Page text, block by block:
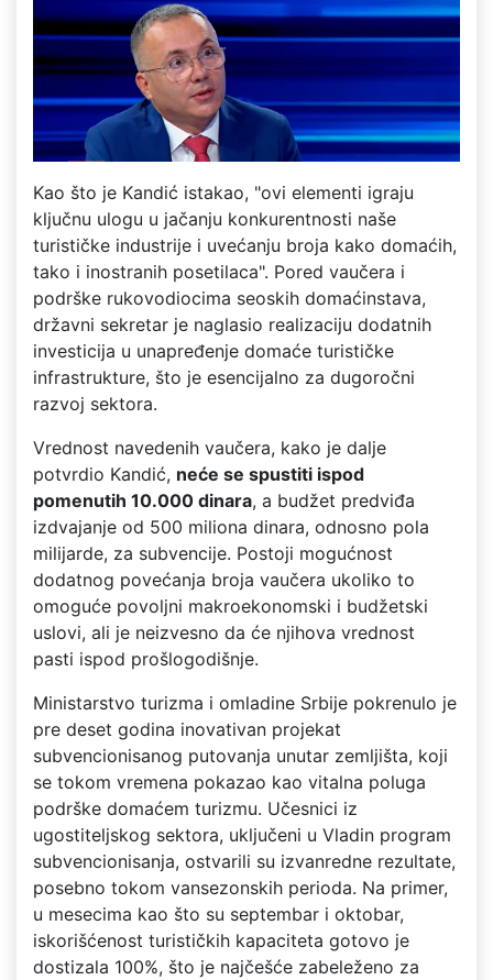
Kao što je Kandić istakao, "ovi elementi igraju
ključnu ulogu u jačanju konkurentnosti naše
turističke industrije i uvećanju broja kako domaćih,
tako i inostranih posetilaca". Pored vaučera i
podrške rukovodiocima seoskih domaćinstava,
državni sekretar je naglasio realizaciju dodatnih
investicija u unapređenje domaće turističke
infrastrukture, što je esencijalno za dugoročni
razvoj sektora.
Vrednost navedenih vaučera, kako je dalje
potvrdio Kandić, neće se spustiti ispod
pomenutih 10.000 dinara, a budžet predviđa
izdvajanje od 500 miliona dinara, odnosno pola
milijarde, za subvencije. Postoji mogućnost
dodatnog povećanja broja vaučera ukoliko to
omoguće povoljni makroekonomski i budžetski
uslovi, ali je neizvesno da će njihova vrednost
pasti ispod prošlogodišnje.
Ministarstvo turizma i omladine Srbije pokrenulo je
pre deset godina inovativan projekat
subvencionisanog putovanja unutar zemljišta, koji
se tokom vremena pokazao kao vitalna poluga
podrške domaćem turizmu. Učesnici iz
ugostiteljskog sektora, uključeni u Vladin program
subvencionisanja, ostvarili su izvanredne rezultate,
posebno tokom vansezonskih perioda. Na primer,
u mesecima kao što su septembar i oktobar,
iskorišćenost turističkih kapaciteta gotovo je
dostizala 100%, što je najčešće zabeleženo za